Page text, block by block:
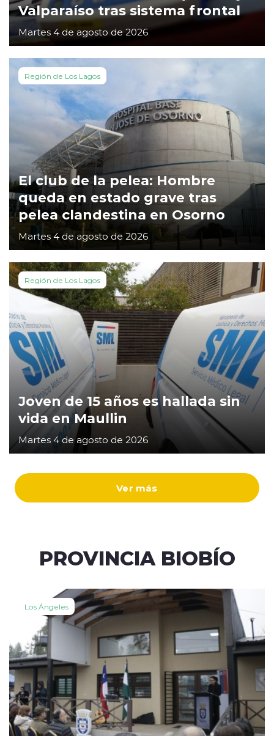
Ver más
Valparaíso tras sistema frontal
Martes 4 de agosto de 2026
Región de Los Lagos
El club de la pelea: Hombre
queda en estado grave tras
pelea clandestina en Osorno
Martes 4 de agosto de 2026
Región de Los Lagos
Joven de 15 años es hallada sin
vida en Maullin
Martes 4 de agosto de 2026
PROVINCIA BIOBÍO
Los Ángeles